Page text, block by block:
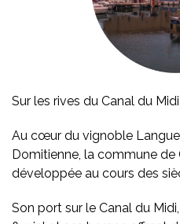
Sur les rives du Canal du Midi
Au cœur du vignoble
Domitienne, la commune de
développée au cours des
Son port sur le Canal du